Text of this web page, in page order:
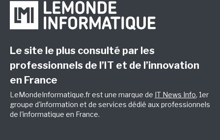
Le site le plus consulté par les
professionnels de l’IT et de l’innovation
en France
LeMondeInformatique.fr est une marque de IT News Info, 1er
groupe d'information et de services dédié aux professionnels
de l'informatique en France.